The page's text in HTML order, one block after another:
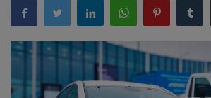
Здоровье
Наука и открытия